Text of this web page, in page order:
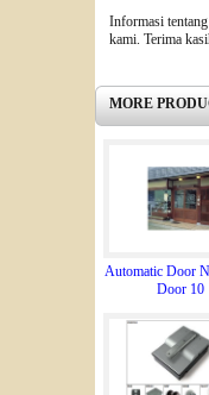
Informasi
kami. Terima
MORE
Automatic Door
Door 10